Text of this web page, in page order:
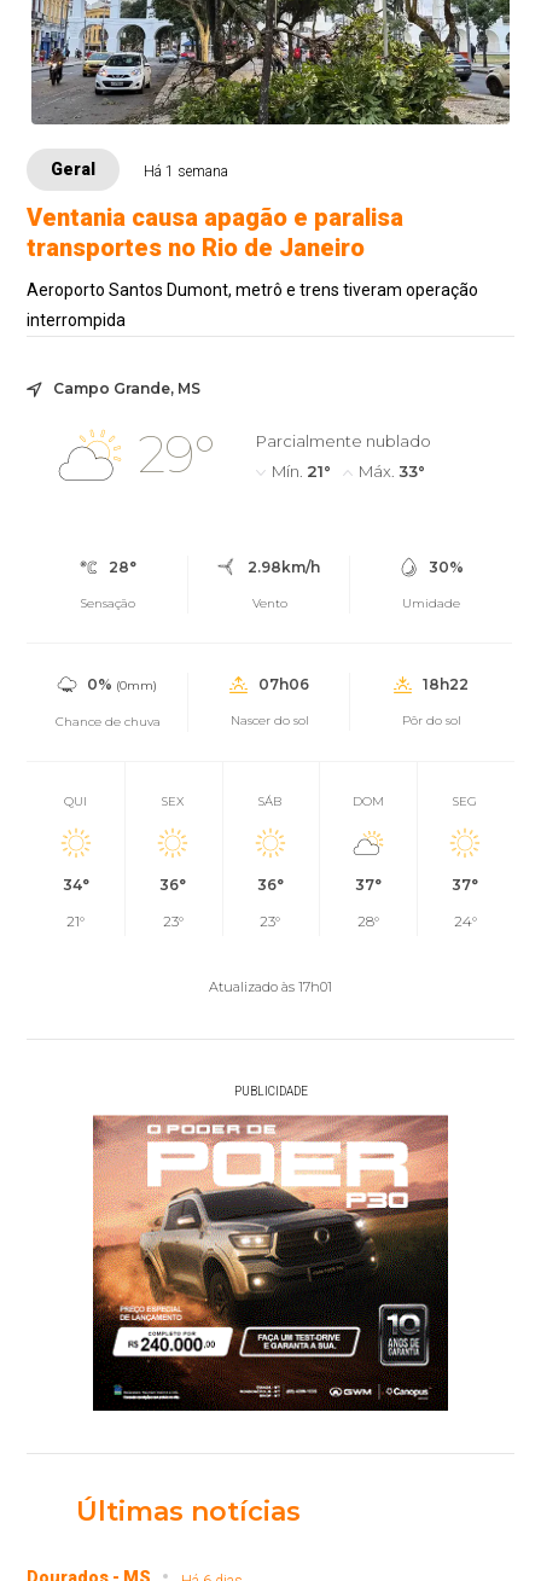
Geral Há 1 semana
Ventania causa apagão e paralisa
transportes no Rio de Janeiro
Aeroporto Santos Dumont, metrô e trens tiveram operação
interrompida
Campo Grande, MS
29°
Parcialmente nublado
Mín. 21° Máx. 33°
28°
Sensação
2.98km/h
Vento
30%
Umidade
0% (0mm)
Chance de chuva
07h06
Nascer do sol
18h22
Pôr do sol
QUI
34°
21°
SEX
36°
23°
SÁB
36°
23°
DOM
37°
28°
SEG
37°
24°
Atualizado às 17h01
PUBLICIDADE
Últimas notícias